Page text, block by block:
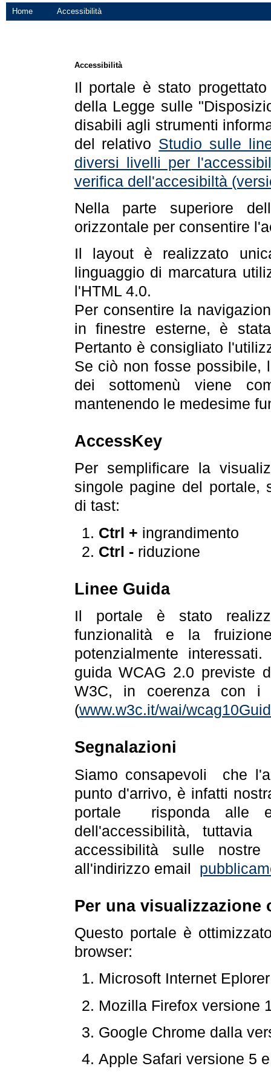
Home Accessibilità
Accessibilità
Il portale è stato
della Legge sulle
disabili agli strumenti
del relativo Studio sulle
diversi livelli per
verifica dell'accesibiltà
Nella parte superiore
orizzontale per consentire
Il layout è realizzato
linguaggio di marcatura
l'HTML 4.0.
Per consentire la
in finestre esterne, è
Pertanto è consigliato
Se ciò non fosse possibile,
dei sottomenù viene
mantenendo le medesime
AccessKey
Per semplificare la
singole pagine del portale,
di tast:
Ctrl + ingrandimento
Ctrl -riduzione
Linee Guida
Il portale è stato
funzionalità e la
potenzialmente
guida WCAG 2.0 previste
W3C, in coerenza con i
(www.w3c.it/wai/
Segnalazioni
Siamo consapevoli che
punto d'arrivo, è infatti
portale risponda alle
dell'accessibilità,
accessibilità sulle
all'indirizzo email
Per una visualizzazione
Questo portale è
browser:
Microsoft Internet
Mozilla Firefox versione
Google Chrome dalla
Apple Safari versione 5